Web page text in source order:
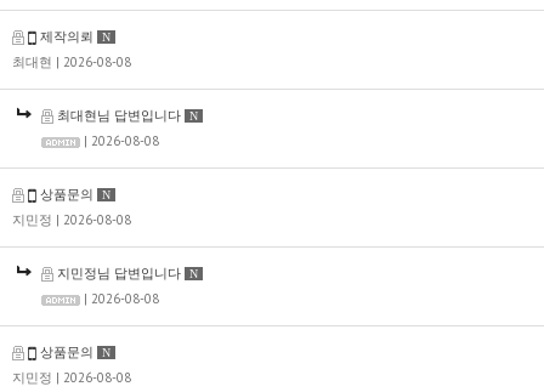
제작의뢰 N
최대현 | 2026-08-08
최대현님 답변입니다 N
| 2026-08-08
상품문의 N
지민정 | 2026-08-08
지민정님 답변입니다 N
| 2026-08-08
상품문의 N
지민정 | 2026-08-08